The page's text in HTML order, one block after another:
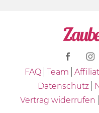
FAQ Team
Datenschutz
Vertrag widerrufen